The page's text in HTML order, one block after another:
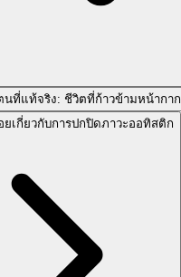
นที่แท้จริง: ชีวิตที่ก้าวข้ามหน้ากาก
เกี่ยวกับการปกปิดภาวะออทิสติก